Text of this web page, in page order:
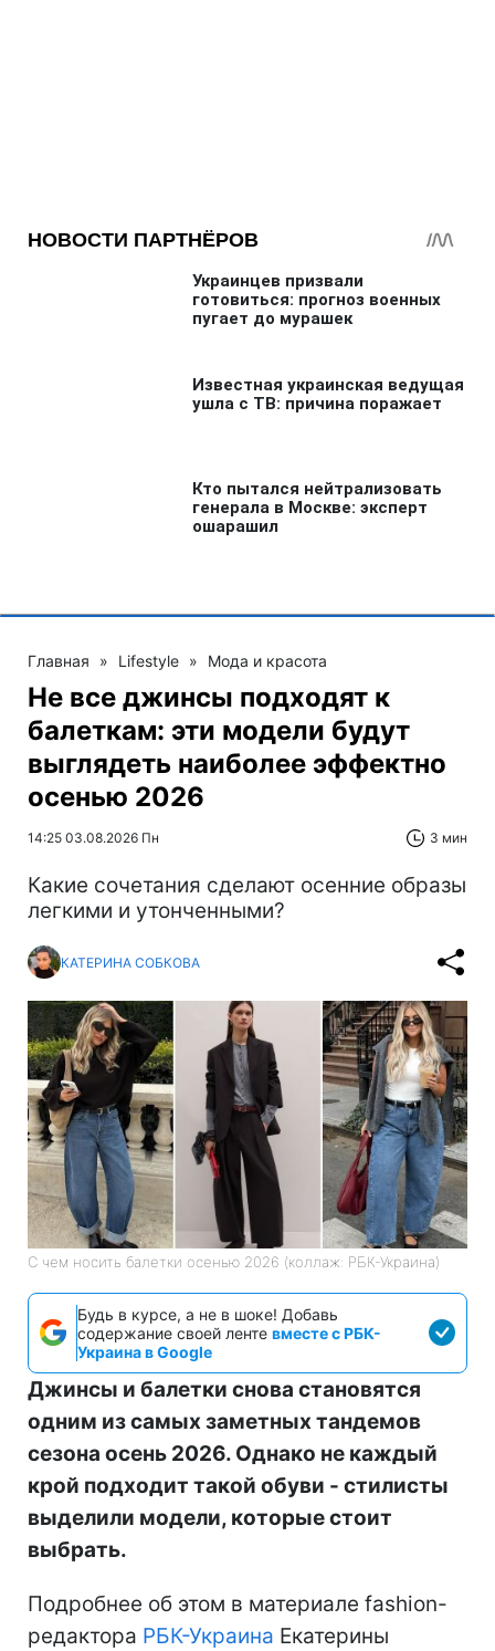
Главная » Lifestyle » Мода и красота
Не все джинсы подходят к
балеткам: эти модели будут
выглядеть наиболее эффектно
осенью 2026
14:25 03.08.2026 Пн 3 мин
Какие сочетания сделают осенние образы
легкими и утонченными?
КАТЕРИНА СОБКОВА
С чем носить балетки осенью 2026 (коллаж: РБК-Украина)
Будь в курсе, а не в шоке! Добавь
Украина в Google
Джинсы и балетки снова становятся